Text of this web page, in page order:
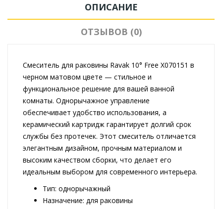
ОПИСАНИЕ
ОТЗЫВОВ (0)
Смеситель для раковины Ravak 10° Free X070151 в
черном матовом цвете — стильное и
функциональное решение для вашей ванной
комнаты. Однорычажное управление
обеспечивает удобство использования, а
керамический картридж гарантирует долгий срок
службы без протечек. Этот смеситель отличается
элегантным дизайном, прочным материалом и
высоким качеством сборки, что делает его
идеальным выбором для современного интерьера.
Тип: однорычажный
Назначение: для раковины